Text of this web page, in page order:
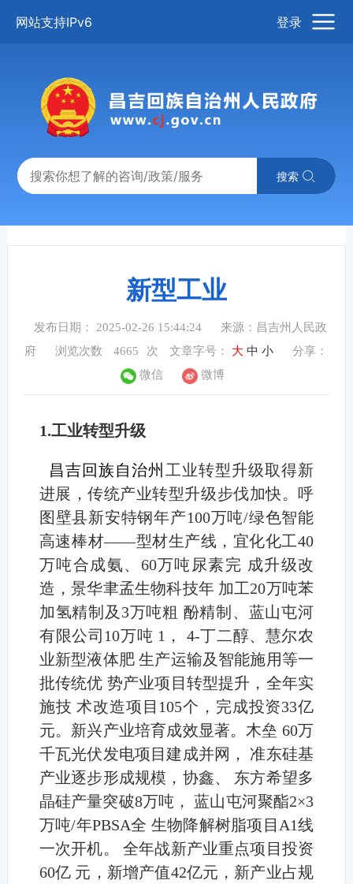
网站支持IPv6 登录
搜索
新型工业
发布日期： 2025-02-26 15:44:24
来源：昌吉州人民政
府
浏览次数 4665 次 文章字号： 大 中 小
分享：
微信
微博
1.工业转型升级
昌吉回族自治州 工业转型升级取得新
进展，传统产业转型升级步伐加快。呼
图壁县新安特钢年产100万吨/绿色智能
高速棒材——型材生产线，宜化化工40
万吨合成氨、60万吨尿素完 成升级改
造，景华聿孟生物科技年 加工20万吨苯
加氢精制及3万吨粗 酚精制、蓝山屯河
有限公司10万吨 1， 4-丁二醇、慧尔农
业新型液体肥 生产运输及智能施用等一
批传统优 势产业项目转型提升，全年实
施技 术改造项目105个，完成投资33亿
元。新兴产业培育成效显著。木垒 60万
千瓦光伏发电项目建成并网， 准东硅基
产业逐步形成规模，协鑫、 东方希望多
晶硅产量突破8万吨， 蓝山屯河聚酯2×3
万吨/年PBSA全 生物降解树脂项目A1线
一次开机。 全年战新产业重点项目投资
60亿 元，新增产值42亿元，新产业占规